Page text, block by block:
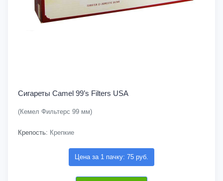
Сигареты Camel 99’s Filters USA
(Кемел Фильтерс 99 мм)
Крепость: Крепкие
Цена за 1 пачку: 75 руб.